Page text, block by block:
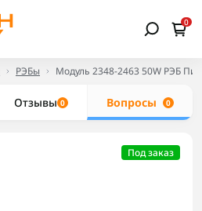
0
РЭБы Модуль 2348-2463 50W РЭБ
Отзывы 0 Вопросы 0
Под заказ